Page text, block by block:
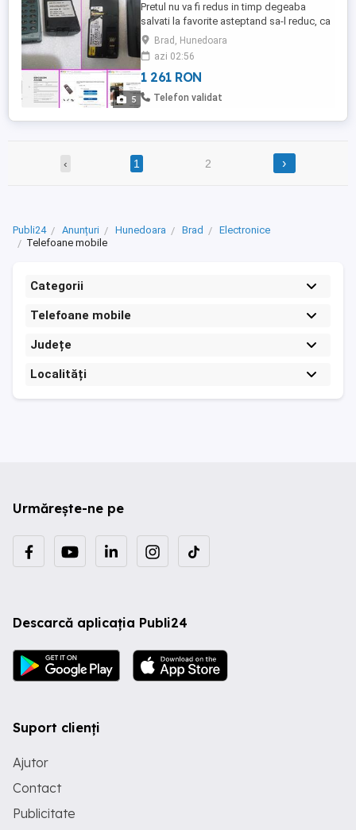
5
Pretul nu va fi redus in timp degeaba
salvati la favorite asteptand sa-l reduc, ca
practic il urc treptat Doar 1261 lei
negociabil, oricum are valoare mult mai
mare de atat pentru ca-i extrem de rar si nu
se mai fabrica asa ceva Nu ma grabesc
sa-l vand deoarece este bine pus la
Brad, Hunedoara
azi 02:56
1 261 RON
Telefon validat
‹ 1 2 ›
Publi24 Anunțuri Hunedoara Brad
Electronice
Telefoane mobile
Categorii
Telefoane mobile
Județe
Localități
Urmărește-ne pe
Descarcă aplicația Publi24
Suport clienți
Ajutor
Contact
Publicitate